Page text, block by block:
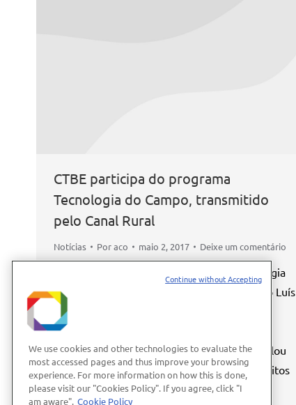
CTBE participa do programa
Tecnologia do Campo, transmitido
pelo Canal Rural
Notícias Poraco maio 2, 2017 Deixe um comentário
O Laboratório Nacional de Ciência e Tecnologia
(CTBE), representado pelo pesquisador João Luís
Carvalho, participou da última edição do
programa Tecnologia do Campo, exibido
nacionalmente pelo Canal Rural. Carvalho falou
sobre os avanços da mecanização e seus efeitos
na conservação do solo. A participação do
We use cookies and other technologies to evaluate the
most accessed pages and thus improve your browsing
experience. For more information on how this is done,
please visit our "Cookies Policy". If you agree, click "I
am aware". Cookie Policy
Continue without Accepting